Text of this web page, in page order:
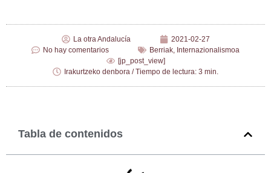
La otra Andalucía
2021-02-27
No hay comentarios
Berriak, Internazionalismoa
[jp_post_view]
Irakurtzeko denbora / Tiempo de lectura: 3 min.
Tabla de contenidos